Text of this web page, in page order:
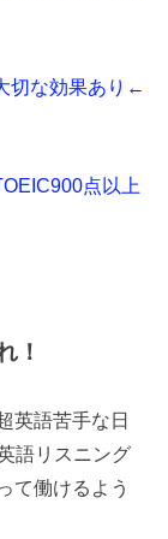
切な効果あり←
点以上
！
英語苦手な日
語リスニング
て働けるよう